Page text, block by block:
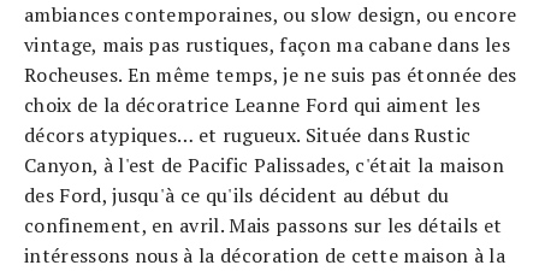
ambiances contemporaines, ou slow design, ou encore
vintage, mais pas rustiques, façon ma cabane dans les
Rocheuses. En même temps, je ne suis pas étonnée des
choix de la décoratrice Leanne Ford qui aiment les
décors atypiques… et rugueux. Située dans Rustic
Canyon, à l'est de Pacific Palissades, c'était la maison
des Ford, jusqu'à ce qu'ils décident au début du
confinement, en avril. Mais passons sur les détails et
intéressons nous à la décoration de cette maison à la